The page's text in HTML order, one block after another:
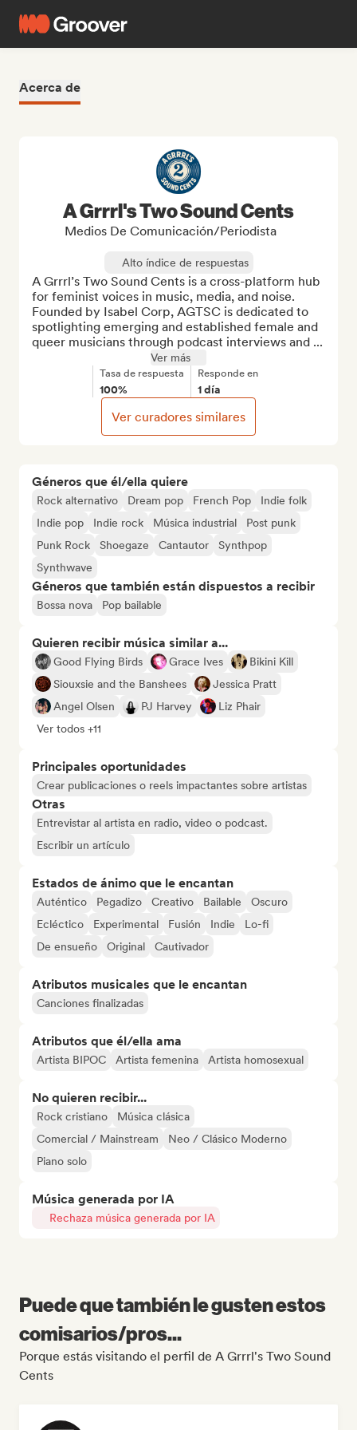
Acerca de
Géneros que él/ella quiere
Rock alternativo Dream pop French Pop
Indie folk
Indie pop
Indie rock Música industrial
Post punk
Punk Rock
Shoegaze Cantautor
Synthpop
Synthwave
Géneros que también están dispuestos a recibir
Bossa nova Pop bailable
Quieren recibir música similar a...
Good Flying Birds Grace Ives
Bikini Kill
Siouxsie and the Banshees
Jessica Pratt
Angel Olsen
PJ Harvey
Liz Phair
Ver todos +11
Principales oportunidades
Crear publicaciones o reels impactantes sobre artistas
Otras
Entrevistar al artista en radio, video o podcast.
Escribir un artículo
Estados de ánimo que le encantan
Auténtico Pegadizo Creativo Bailable
Oscuro
Ecléctico
Experimental Fusión Indie
Lo-fi
De ensueño
Original Cautivador
Atributos musicales que le encantan
Canciones finalizadas
Atributos que él/ella ama
Artista BIPOC Artista femenina Artista homosexual
No quieren recibir...
Rock cristiano
Música clásica
Comercial / Mainstream
Neo / Clásico Moderno
Piano solo
Música generada por IA
Rechaza música generada por IA
A Grrrl's Two Sound Cents
Medios De Comunicación/Periodista
Alto índice de respuestas
A Grrrl’s Two Sound Cents is a cross-platform hub
for feminist voices in music, media, and noise.
Founded by Isabel Corp, AGTSC is dedicated to
spotlighting emerging and established female and
queer musicians through podcast interviews and ...
Ver más
Tasa de respuesta
100%
Responde en
1 día
Ver curadores similares
Puede que también le gusten estos
comisarios/pros...
Porque estás visitando el perfil de A Grrrl's Two Sound
Cents